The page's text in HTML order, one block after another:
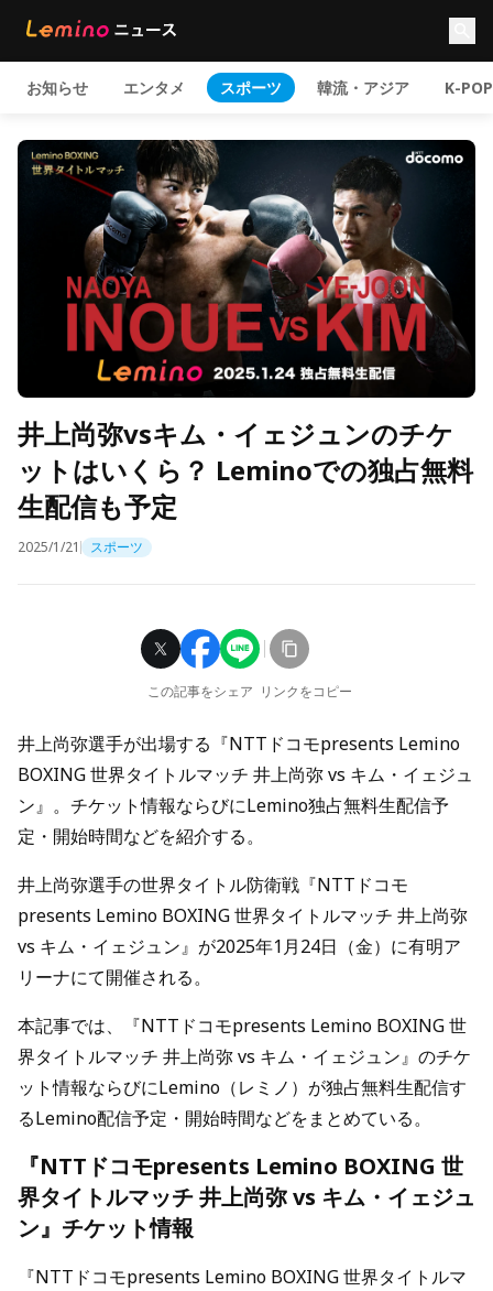
お知らせ エンタメ スポーツ 韓流・アジア K-POP
井上尚弥vsキム・イェジュンのチケ
ットはいくら？ Leminoでの独占無料
生配信も予定
2025/1/21 スポーツ
この記事をシェア リンクをコピー
井上尚弥選手が出場する『NTTドコモpresents Lemino
BOXING 世界タイトルマッチ 井上尚弥 vs キム・イェジュ
ン』。チケット情報ならびにLemino独占無料生配信予
定・開始時間などを紹介する。
井上尚弥選手の世界タイトル防衛戦『NTTドコモ
presents Lemino BOXING 世界タイトルマッチ 井上尚弥
vs キム・イェジュン』が2025年1月24日（金）に有明ア
リーナにて開催される。
本記事では、『NTTドコモpresents Lemino BOXING 世
界タイトルマッチ 井上尚弥 vs キム・イェジュン』のチケ
ット情報ならびにLemino（レミノ）が独占無料生配信す
るLemino配信予定・開始時間などをまとめている。
『NTTドコモpresents Lemino BOXING 世
界タイトルマッチ 井上尚弥 vs キム・イェジュ
ン』チケット情報
『NTTドコモpresents Lemino BOXING 世界タイトルマ